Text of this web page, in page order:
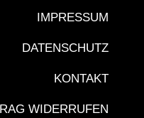
IMPRESSUM
DATENSCHUTZ
KONTAKT
WIDERRUFEN